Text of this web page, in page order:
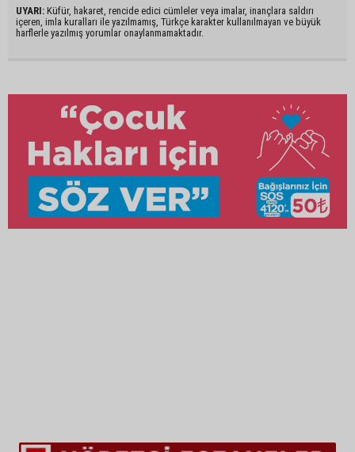
UYARI: Küfür, hakaret, rencide edici cümleler veya imalar, inançlara saldırı
içeren, imla kuralları ile yazılmamış, Türkçe karakter kullanılmayan ve büyük
harflerle yazılmış yorumlar onaylanmamaktadır.